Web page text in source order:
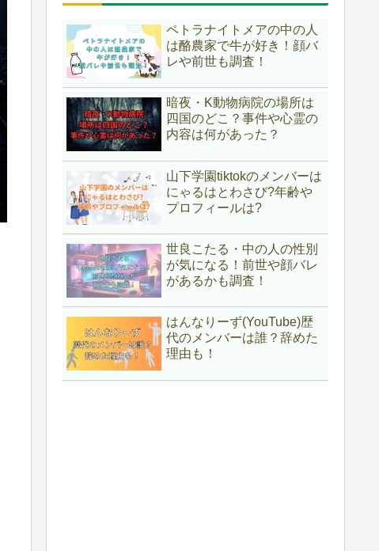
ペトラナイトメアの中の人
は酪農家で牛が好き！顔バ
レや前世も調査！
暗夜・K動物病院の場所は
四国のどこ？事件や心霊の
内容は何があった？
山下学園tiktokのメンバーは
にゃるはとわさび?年齢や
プロフィールは?
世良こたる・中の人の性別
が気になる！前世や顔バレ
があるかも調査！
はんなりーず(YouTube)歴
代のメンバーは誰？辞めた
理由も！